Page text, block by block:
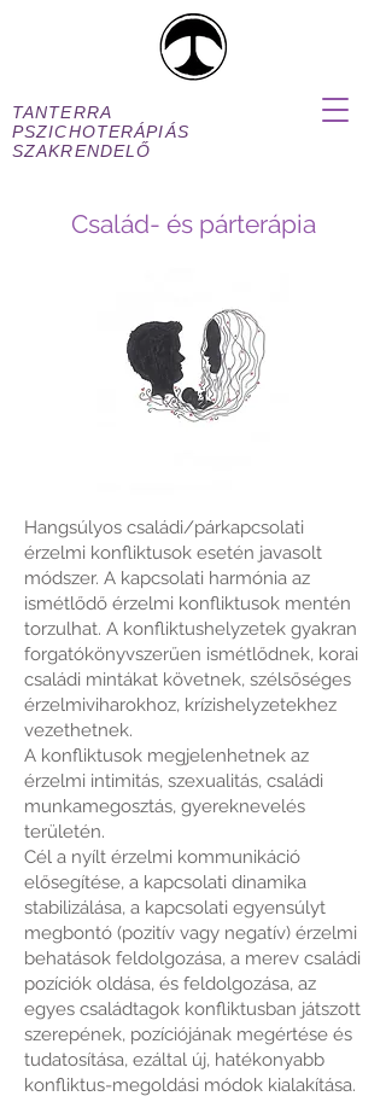
TANTERRA
PSZICHOTERÁPIÁS
SZAKRENDELŐ
Család- és párterápia
Hangsúlyos családi/párkapcsolati
érzelmi konfliktusok esetén javasolt
módszer. A kapcsolati harmónia az
ismétlődő érzelmi konfliktusok mentén
torzulhat. A konfliktushelyzetek gyakran
forgatókönyvszerűen ismétlődnek, korai
családi mintákat követnek, szélsőséges
érzelmiviharokhoz, krízishelyzetekhez
vezethetnek.
A konfliktusok megjelenhetnek az
érzelmi intimitás, szexualitás, családi
munkamegosztás, gyereknevelés
területén.
Cél a nyílt érzelmi kommunikáció
elősegítése, a kapcsolati dinamika
stabilizálása, a kapcsolati egyensúlyt
megbontó (pozitív vagy negatív) érzelmi
behatások feldolgozása, a merev családi
pozíciók oldása, és feldolgozása, az
egyes családtagok konfliktusban játszott
szerepének, pozíciójának megértése és
tudatosítása, ezáltal új, hatékonyabb
konfliktus-megoldási módok kialakítása.